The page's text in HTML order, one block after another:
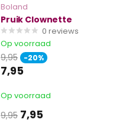
Boland
Pruik Clownette
0 reviews
Op voorraad
9,95 -20%
7,95
Op voorraad
9,95 7,95